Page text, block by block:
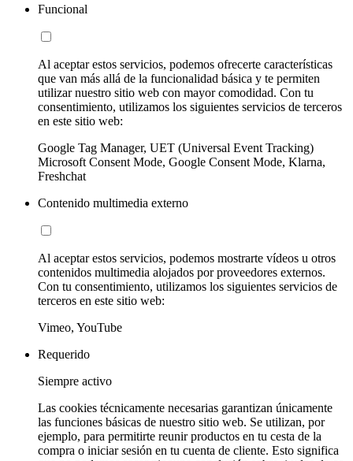
Funcional
Al aceptar estos servicios, podemos ofrecerte características
que van más allá de la funcionalidad básica y te permiten
utilizar nuestro sitio web con mayor comodidad. Con tu
consentimiento, utilizamos los siguientes servicios de terceros
en este sitio web:
Google Tag Manager, UET (Universal Event Tracking)
Microsoft Consent Mode, Google Consent Mode, Klarna,
Freshchat
Contenido multimedia externo
Al aceptar estos servicios, podemos mostrarte vídeos u otros
contenidos multimedia alojados por proveedores externos.
Con tu consentimiento, utilizamos los siguientes servicios de
terceros en este sitio web:
Vimeo, YouTube
Requerido
Siempre activo
Las cookies técnicamente necesarias garantizan únicamente
las funciones básicas de nuestro sitio web. Se utilizan, por
ejemplo, para permitirte reunir productos en tu cesta de la
compra o iniciar sesión en tu cuenta de cliente. Esto significa